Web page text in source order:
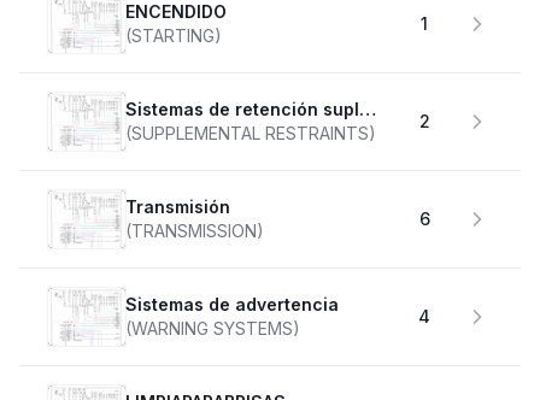
ENCENDIDO
(STARTING)
1
Sistemas de retención suplementarios
(SUPPLEMENTAL RESTRAINTS)
2
transmisión
(TRANSMISSION)
6
Sistemas de advertencia
(WARNING SYSTEMS)
4